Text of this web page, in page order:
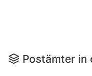
Postämter in